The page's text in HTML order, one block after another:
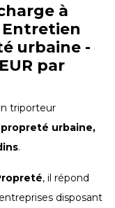
à
Entretien
urbaine -
par
triporteur
propreté urbaine,
.
, il répond
disposant